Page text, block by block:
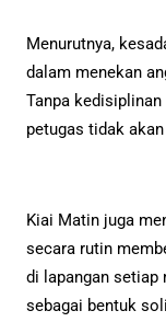
Menurutnya,
dalam menekan
Tanpa
petugas tidak
Kiai Matin juga
secara rutin
di lapangan setiap
sebagai bentuk